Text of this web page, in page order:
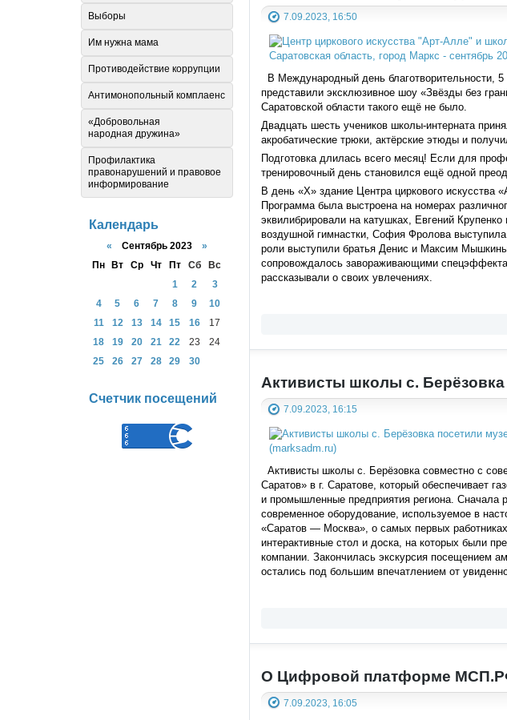
7.09.2023, 16:50
В Международный день благотворительности,
представили эксклюзивное шоу «Звёзды без
Саратовской области такого ещё не было.
Двадцать шесть учеников школы-интерната
акробатические трюки, актёрские этюды и
Подготовка длилась всего месяц! Если для
тренировочный день становился ещё одной
В день «Х» здание Центра циркового
Программа была выстроена на номерах
эквилибрировали на катушках, Евгений
воздушной гимнастки, София Фролова
роли выступили братья Денис и Максим
сопровождалось завораживающими
рассказывали о своих увлечениях.
Активисты школы с. Берёзовка
7.09.2023, 16:15
Активисты школы с. Берёзовка совместно с
Саратов» в г. Саратове, который обеспечивает
и промышленные предприятия региона. Сначала
современное оборудование, используемое в
«Саратов — Москва», о самых первых
интерактивные стол и доска, на которых были
компании. Закончилась экскурсия посещением
остались под большим впечатлением от
О Цифровой платформе
7.09.2023, 16:05
Выборы
Им нужна мама
Противодействие коррупции
Антимонопольный комплаенс
«Добровольная
народная дружина»
Профилактика
правонарушений и правовое
информирование
Календарь
« Сентябрь 2023 »
Пн
Вт Ср Чт Пт Сб
Вс
1
2
3
4
5 6 7 8 9
10
11
12 13 14 15 16
17
18
19 20 21 22 23
24
25
26 27 28 29 30
Счетчик посещений